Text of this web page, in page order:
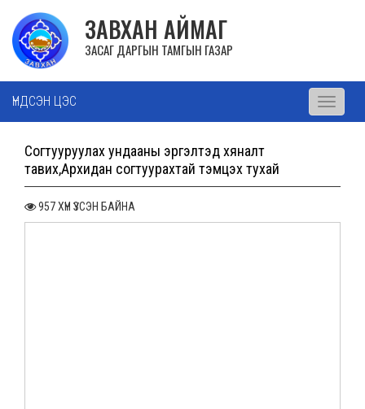
ЗАВХАН АЙМАГ
ЗАСАГ ДАРГЫН ТАМГЫН ГАЗАР
ҮНДСЭН ЦЭС
Toggle
Согтууруулах ундааны эргэлтэд хяналт
тавих,Архидан согтуурахтай тэмцэх тухай
957 ХҮН ҮЗСЭН БАЙНА